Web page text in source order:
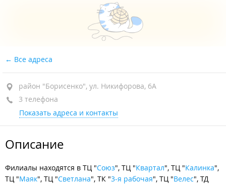
Все адреса
район "Борисенко", ул. Никифорова, 6А
3 телефона
Показать адреса и контакты
Описание
Филиалы находятся в ТЦ "Союз", ТЦ "Квартал", ТЦ "Калинка",
ТЦ "Маяк", ТЦ "Светлана", ТК "3-я рабочая", ТЦ "Велес", ТД